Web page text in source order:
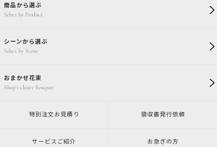
商品から選ぶ
Select by Product
シーンから選ぶ
Select by Scene
おまかせ花束
Shop's choice Bouquet
特別注文 お見積り 領収書発行依頼
サービスご紹介 お急ぎの方